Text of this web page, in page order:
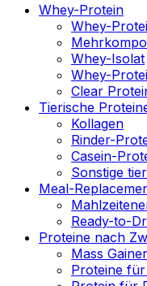
Whey-Protein
Whey-
Whey-Isolat
Whey-
Clear
Tierische
Kollagen
Rinder-
Casein-
Sonstige
Meal-
Ready-to-
Proteine nach
Mass Gainer
Proteine